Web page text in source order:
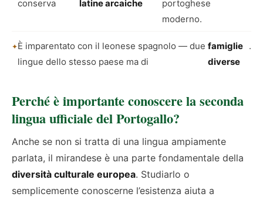
conserva latine arcaiche
portoghese
moderno.
È imparentato con il leonese spagnolo — due
lingue dello stesso paese ma di
famiglie
diverse
.
Perché è importante conoscere la seconda
lingua ufficiale del Portogallo?
Anche se non si tratta di una lingua ampiamente
parlata, il mirandese è una parte fondamentale della
diversità culturale europea. Studiarlo o
semplicemente conoscerne l’esistenza aiuta a